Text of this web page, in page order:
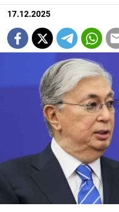
17.12.2025